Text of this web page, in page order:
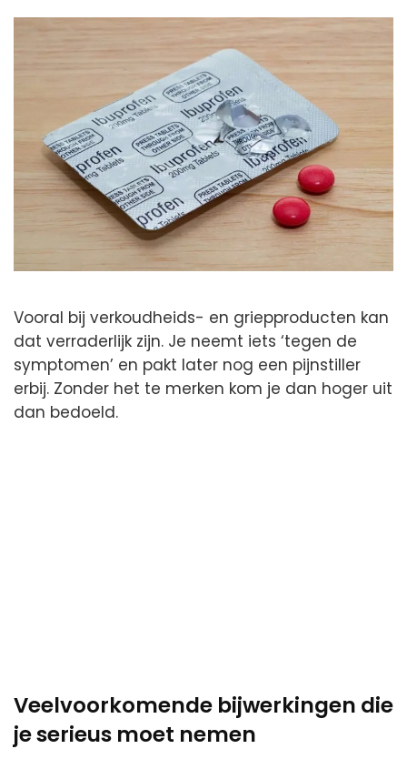
Vooral bij verkoudheids- en griepproducten kan
dat verraderlijk zijn. Je neemt iets ‘tegen de
symptomen’ en pakt later nog een pijnstiller
erbij. Zonder het te merken kom je dan hoger uit
dan bedoeld.
Veelvoorkomende bijwerkingen die
je serieus moet nemen